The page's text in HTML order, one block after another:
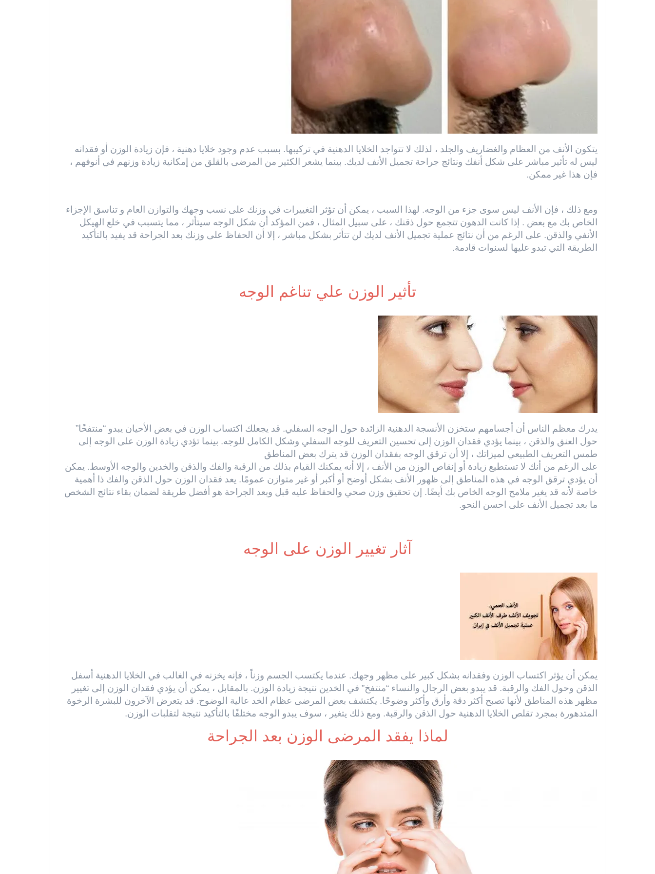
يتكون الأنف من العظام والغضاريف والجلد ، لذلك لا تتواجد الخلايا الدهنية في تركيبها. بسبب عدم وجود خلايا دهنية ، فإن زيادة الوزن أو فقدانه
ليس له تأثير مباشر على شكل أنفك ونتائج جراحة تجميل الأنف لديك. بينما يشعر الكثير من المرضى بالقلق من إمكانية زيادة وزنهم في أنوفهم ،
فإن هذا غير ممكن.
ومع ذلك ، فإن الأنف ليس سوى جزء من الوجه. لهذا السبب ، يمكن أن تؤثر التغييرات في وزنك على نسب وجهك والتوازن العام و تناسق الإجزاء
الخاص بك مع بعض . إذا كانت الدهون تتجمع حول ذقنك ، على سبيل المثال ، فمن المؤكد أن شكل الوجه سيتأثر ، مما يتسبب في خلع الهيكل
الأنفي والذقن. على الرغم من أن نتائج عملية تجميل الأنف لديك لن تتأثر بشكل مباشر ، إلا أن الحفاظ على وزنك بعد الجراحة قد يفيد بالتأكيد
الطريقة التي تبدو عليها لسنوات قادمة.
تأثير الوزن علي تناغم الوجه
يدرك معظم الناس أن أجسامهم ستخزن الأنسجة الدهنية الزائدة حول الوجه السفلي. قد يجعلك اكتساب الوزن في بعض الأحيان يبدو “منتفخًا”
حول العنق والذقن ، بينما يؤدي فقدان الوزن إلى تحسين التعريف للوجه السفلي وشكل الكامل للوجه. بينما تؤدي زيادة الوزن على الوجه إلى
طمس التعريف الطبيعي لميزاتك ، إلا أن ترقق الوجه بفقدان الوزن قد يترك بعض المناطق
على الرغم من أنك لا تستطيع زيادة أو إنقاص الوزن من الأنف ، إلا أنه يمكنك القيام بذلك من الرقبة والفك والذقن والخدين والوجه الأوسط. يمكن
أن يؤدي ترقق الوجه في هذه المناطق إلى ظهور الأنف بشكل أوضح أو أكبر أو غير متوازن عمومًا. يعد فقدان الوزن حول الذقن والفك ذا أهمية
خاصة لأنه قد يغير ملامح الوجه الخاص بك أيضًا. إن تحقيق وزن صحي والحفاظ عليه قبل وبعد الجراحة هو أفضل طريقة لضمان بقاء نتائج الشخص
ما بعد تجميل الأنف على احسن النحو.
آثار تغيير الوزن على الوجه
يمكن أن يؤثر اكتساب الوزن وفقدانه بشكل كبير على مظهر وجهك. عندما يكتسب الجسم وزناً ، فإنه يخزنه في الغالب في الخلايا الدهنية أسفل
الذقن وحول الفك والرقبة. قد يبدو بعض الرجال والنساء “منتفخ” في الخدين نتيجة زيادة الوزن. بالمقابل ، يمكن أن يؤدي فقدان الوزن إلى تغيير
مظهر هذه المناطق لأنها تصبح أكثر دقة وأرق وأكثر وضوحًا. يكتشف بعض المرضى عظام الخد عالية الوضوح. قد يتعرض الآخرون للبشرة الرخوة
المتدهورة بمجرد تقلص الخلايا الدهنية حول الذقن والرقبة. ومع ذلك يتغير ، سوف يبدو الوجه مختلفًا بالتأكيد نتيجة لتقلبات الوزن.
لماذا يفقد المرضى الوزن بعد الجراحة